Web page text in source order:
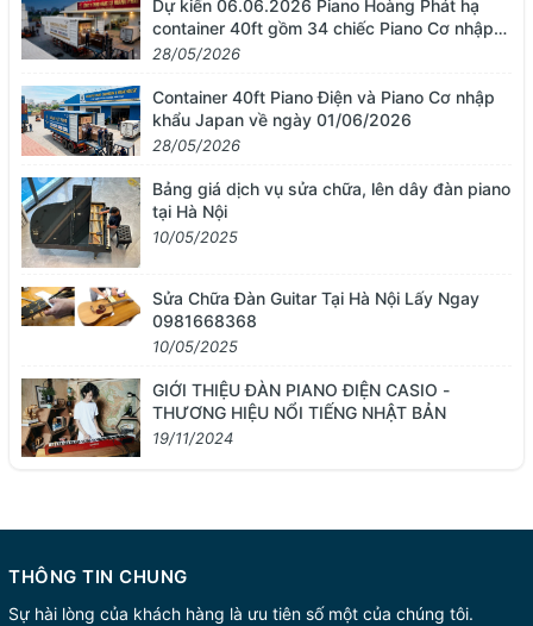
Dự kiến 06.06.2026 Piano Hoàng Phát hạ
container 40ft gồm 34 chiếc Piano Cơ nhập
khẩu từ Nhật Bản
28/05/2026
Container 40ft Piano Điện và Piano Cơ nhập
khẩu Japan về ngày 01/06/2026
28/05/2026
Bảng giá dịch vụ sửa chữa, lên dây đàn piano
tại Hà Nội
10/05/2025
Sửa Chữa Đàn Guitar Tại Hà Nội Lấy Ngay
0981668368
10/05/2025
GIỚI THIỆU ĐÀN PIANO ĐIỆN CASIO -
THƯƠNG HIỆU NỔI TIẾNG NHẬT BẢN
19/11/2024
THÔNG TIN CHUNG
Sự hài lòng của khách hàng là ưu tiên số một của chúng tôi.